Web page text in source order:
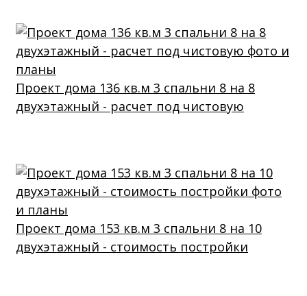
Проект дома 136 кв.м 3 спальни 8 на 8
двухэтажный - расчет под чистовую
Проект дома 153 кв.м 3 спальни 8 на 10
двухэтажный - стоимость постройки